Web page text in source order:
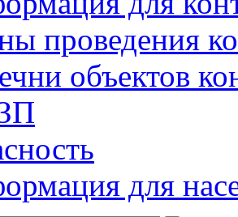
проведения
объектов
для